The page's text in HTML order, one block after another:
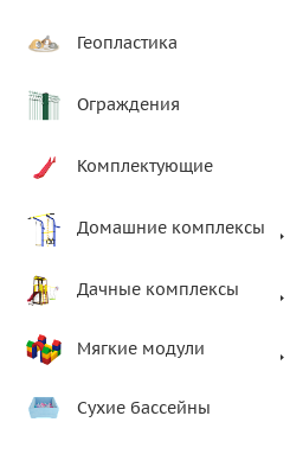
Геопластика
Ограждения
Комплектующие
Домашние комплексы
Дачные комплексы
Мягкие модули
Сухие бассейны